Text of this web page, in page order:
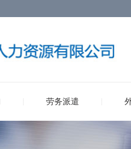
劳务派遣